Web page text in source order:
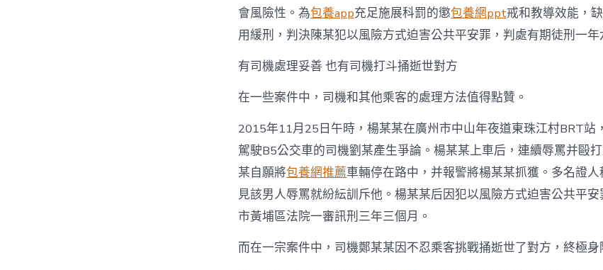
會風險性。為包養app充足施展科罰的懲包養網ppt戒和教導效能，
用緩刑，判決陳某犯以風險方式迫害公共平安罪，判處有期徒刑一年
有司機處理妥善 也有司機打斗捅逝世對方
在一些案件中，司機和其他乘客的處理方法值得點贊。
2015年11月25日午時，楊某某在廣州市中山年夜道東珠江村BRT站
駕駛B5公交車的司機劉某產生爭論。楊某某上車后，連續辱罵并毆
某自願將包養網推薦車輛停在路中，并報警將楊某某抓獲。多名證
見該男人辱罵就紛紜訓斥他。楊某某后因犯以風險方式迫害公共平安
市黃埔區法院一審訊刑三年三個月。
而在一宗案件中，司機鄭某某因不忍乘客挑戰捅逝世了對方，終極身